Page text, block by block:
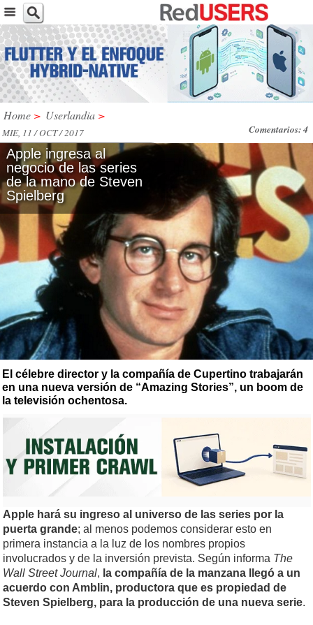
Home > Userlandia >
Comentarios: 4
MIE, 11 / OCT / 2017
Apple ingresa al
negocio de las series
de la mano de Steven
Spielberg
El célebre director y la compañía de Cupertino trabajarán
en una nueva versión de “Amazing Stories”, un boom de
la televisión ochentosa.
Apple hará su ingreso al universo de las series por la
puerta grande; al menos podemos considerar esto en
primera instancia a la luz de los nombres propios
involucrados y de la inversión prevista. Según informa The
Wall Street Journal, la compañía de la manzana llegó a un
acuerdo con Amblin, productora que es propiedad de
Steven Spielberg, para la producción de una nueva serie.